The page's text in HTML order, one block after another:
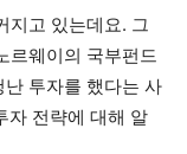
지고 있는데요. 그
르웨이의 국부펀드
투자를 했다는 사
자 전략에 대해 알